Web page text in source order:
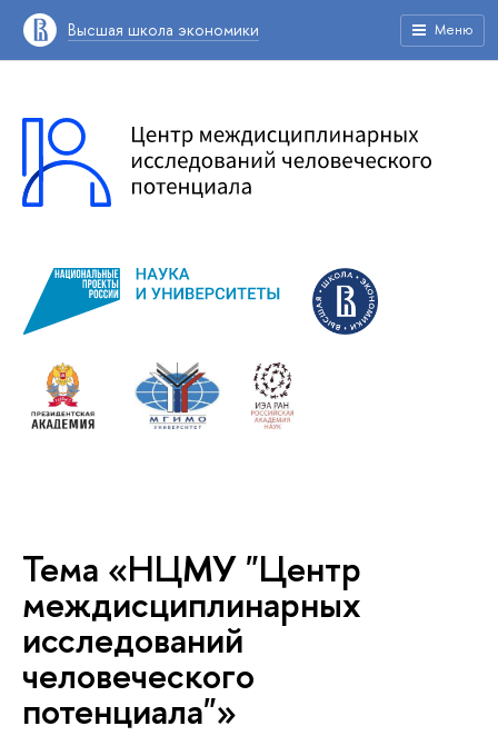
Высшая школа экономики Меню
Тема «НЦМУ "Центр
междисциплинарных
исследований
человеческого
потенциала"»